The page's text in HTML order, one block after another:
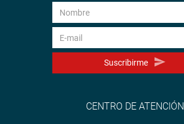
Suscribirme
CENTRO DE ATENCIÓN